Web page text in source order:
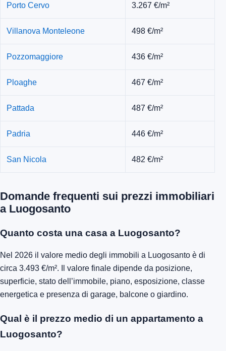
Porto Cervo 3.267 €/m²
Villanova Monteleone 498 €/m²
Pozzomaggiore 436 €/m²
Ploaghe 467 €/m²
Pattada 487 €/m²
Padria 446 €/m²
San Nicola 482 €/m²
Domande frequenti sui prezzi immobiliari
a Luogosanto
Quanto costa una casa a Luogosanto?
Nel 2026 il valore medio degli immobili a Luogosanto è di
circa 3.493 €/m². Il valore finale dipende da posizione,
superficie, stato dell’immobile, piano, esposizione, classe
energetica e presenza di garage, balcone o giardino.
Qual è il prezzo medio di un appartamento a
Luogosanto?